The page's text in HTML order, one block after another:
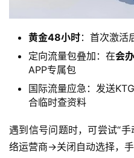
首
卡
黄金48小时：首次激活
定向流量包叠加：在会
APP专属包
国际流量应急：发送
合临时查资料
遇到信号问题时，可尝试“
络运营商→关闭自动选择，手